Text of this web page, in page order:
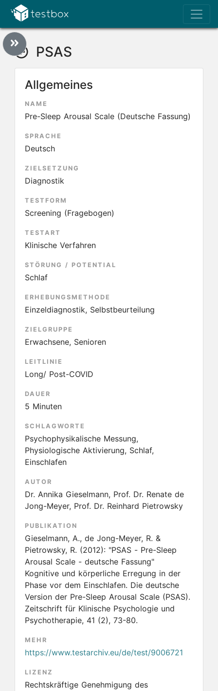
PSAS
Allgemeines
NAME
Pre-Sleep Arousal Scale (Deutsche Fassung)
SPRACHE
Deutsch
ZIELSETZUNG
Diagnostik
TESTFORM
Screening (Fragebogen)
TESTART
Klinische Verfahren
STÖRUNG / POTENTIAL
Schlaf
ERHEBUNGSMETHODE
Einzeldiagnostik, Selbstbeurteilung
ZIELGRUPPE
Erwachsene, Senioren
LEITLINIE
Long/ Post-COVID
DAUER
5 Minuten
SCHLAGWORTE
Psychophysikalische Messung,
Physiologische Aktivierung, Schlaf,
Einschlafen
AUTOR
Dr. Annika Gieselmann, Prof. Dr. Renate de
Jong-Meyer, Prof. Dr. Reinhard Pietrowsky
PUBLIKATION
Gieselmann, A., de Jong-Meyer, R. &
Pietrowsky, R. (2012): "PSAS - Pre-Sleep
Arousal Scale - deutsche Fassung"
Kognitive und körperliche Erregung in der
Phase vor dem Einschlafen. Die deutsche
Version der Pre-Sleep Arousal Scale (PSAS).
Zeitschrift für Klinische Psychologie und
Psychotherapie, 41 (2), 73-80.
MEHR
https://www.testarchiv.eu/de/test/9006721
LIZENZ
Rechtskräftige Genehmigung des